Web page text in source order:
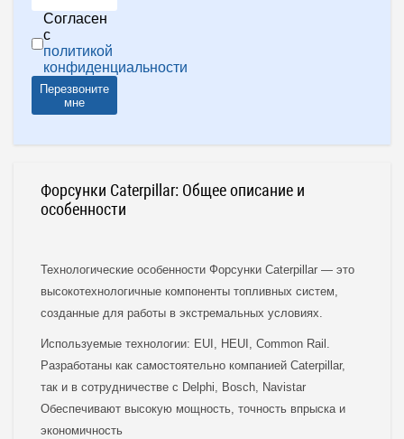
Согласен
с
политикой
конфиденциальности
Перезвоните
мне
Форсунки Caterpillar: Общее описание и
особенности
Технологические особенности Форсунки Caterpillar — это
высокотехнологичные компоненты топливных систем,
созданные для работы в экстремальных условиях.
Используемые технологии: EUI, HEUI, Common Rail.
Разработаны как самостоятельно компанией Caterpillar,
так и в сотрудничестве с Delphi, Bosch, Navistar
Обеспечивают высокую мощность, точность впрыска и
экономичность